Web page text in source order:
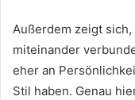
Außerdem zeigt
miteinander
eher an
Stil haben. Genau